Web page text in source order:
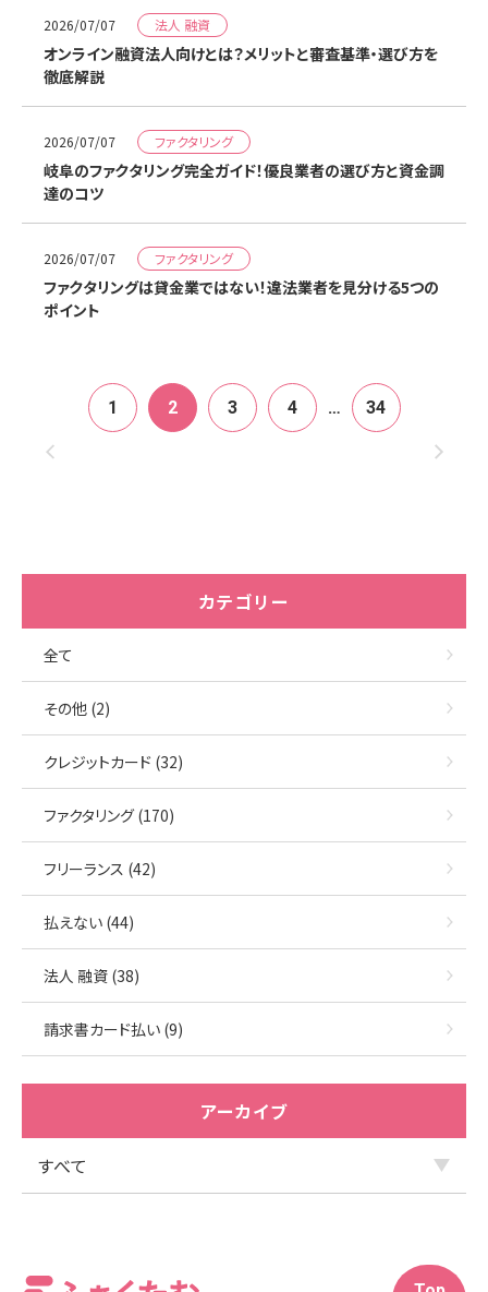
2026/07/07 法人 融資
オンライン融資法人向けとは？メリットと審査基準・選び方を
徹底解説
2026/07/07 ファクタリング
岐阜のファクタリング完全ガイド！優良業者の選び方と資金調
達のコツ
2026/07/07 ファクタリング
ファクタリングは貸金業ではない！違法業者を見分ける5つの
ポイント
稿
送
り
1 2 3 4 … 34
カテゴリー
全て
その他 (2)
クレジットカード (32)
ファクタリング (170)
フリーランス (42)
払えない (44)
法人 融資 (38)
請求書カード払い (9)
アーカイブ